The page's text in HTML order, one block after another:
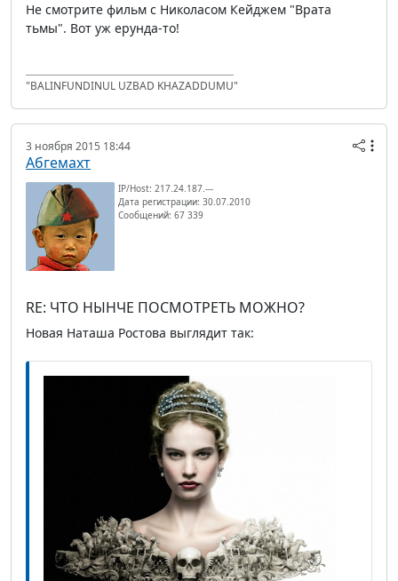
Не смотрите фильм с Николасом Кейджем "Врата
тьмы". Вот уж ерунда-то!
"BALINFUNDINUL UZBAD KHAZADDUMU"
3 ноября 2015 18:44
Абгемахт
IP/Host: 217.24.187.---
Дата регистрации: 30.07.2010
Сообщений: 67 339
RE: ЧТО НЫНЧЕ ПОСМОТРЕТЬ МОЖНО?
Новая Наташа Ростова выглядит так: